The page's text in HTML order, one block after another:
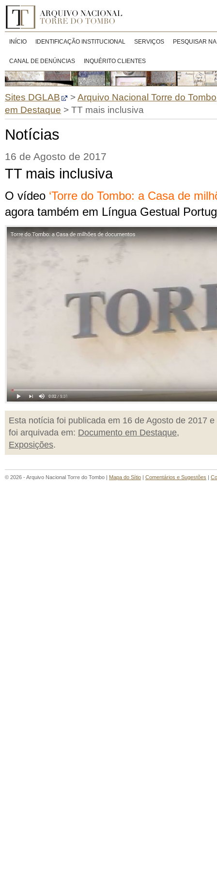
INÍCIO IDENTIFICAÇÃO INSTITUCIONAL SERVIÇOS PESQUISAR
CANAL DE DENÚNCIAS INQUÉRITO CLIENTES
Sites DGLAB >Arquivo Nacional Torre do Tombo
em Destaque > TT mais inclusiva
Notícias
16 de Agosto de 2017
TT mais inclusiva
O vídeo ‘Torre do Tombo: a Casa de
agora também em Língua Gestual
Esta notícia foi publicada em 16 de Agosto de 2017 e
foi arquivada em: Documento em Destaque,
Exposições.
© 2026 - Arquivo Nacional Torre do Tombo | Mapa do Sítio | Comentários e Sugestões |